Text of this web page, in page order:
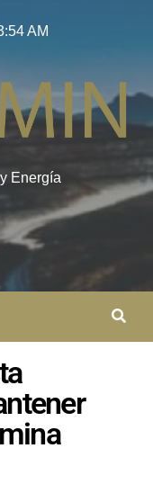
AM
Energía